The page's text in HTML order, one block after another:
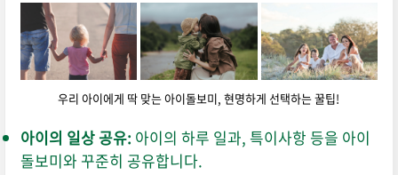
우리 아이에게 딱 맞는 아이돌보미, 현명하게 선택하는 꿀팁!
아이의 일상 공유: 아이의 하루 일과, 특이사항 등을 아이
돌보미와 꾸준히 공유합니다.